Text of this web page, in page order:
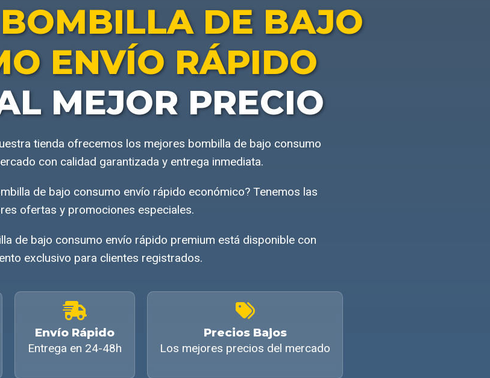
BOMBILLA DE BAJO
ENVÍO RÁPIDO
MEJOR PRECIO
tienda ofrecemos los mejores bombilla de bajo consumo
con calidad garantizada y entrega inmediata.
de bajo consumo envío rápido económico? Tenemos las
ofertas y promociones especiales.
de bajo consumo envío rápido premium está disponible con
exclusivo para clientes registrados.
Envío Rápido
Entrega en 24-48h
Precios Bajos
Los mejores precios del mercado